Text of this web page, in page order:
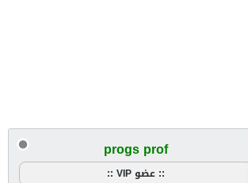
progs prof
:: عضو VIP ::